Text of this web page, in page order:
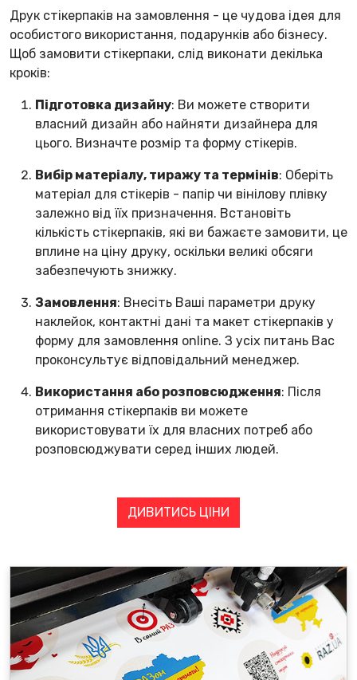
Друк стікерпаків на замовлення - це чудова ідея для
особистого використання, подарунків або бізнесу.
Щоб замовити стікерпаки, слід виконати декілька
кроків:
Підготовка дизайну: Ви можете створити
власний дизайн або найняти дизайнера для
цього. Визначте розмір та форму стікерів.
Вибір матеріалу, тиражу та термінів: Оберіть
матеріал для стікерів - папір чи вінілову плівку
залежно від їїх призначення. Встановіть
кількість стікерпаків, які ви бажаєте замовити, це
вплине на ціну друку, оскільки великі обсяги
забезпечують знижку.
Замовлення: Внесіть Ваші параметри друку
наклейок, контактні дані та макет стікерпаків у
форму для замовлення online. З усіх питань Вас
проконсультує відповідальний менеджер.
Використання або розповсюдження: Після
отримання стікерпаків ви можете
використовувати їх для власних потреб або
розповсюджувати серед інших людей.
ДИВИТИСЬ ЦІНИ